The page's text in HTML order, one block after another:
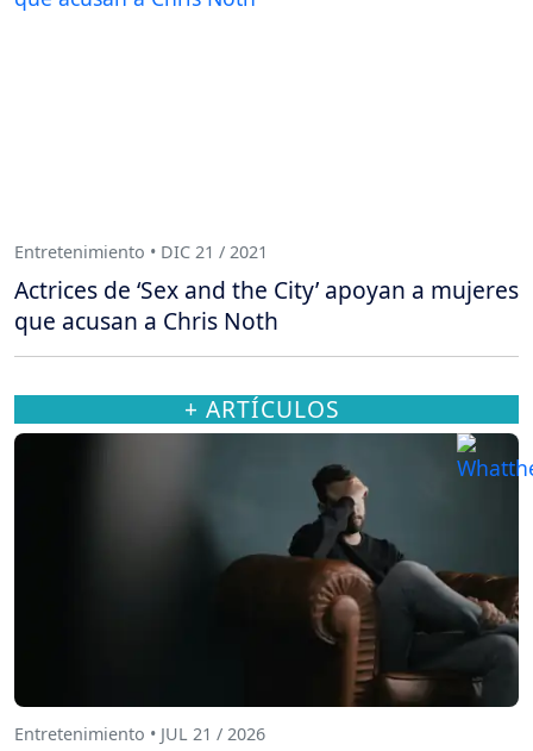
Entretenimiento • DIC 21 / 2021
Actrices de ‘Sex and the City’ apoyan a mujeres
que acusan a Chris Noth
+ ARTÍCULOS
Entretenimiento • JUL 21 / 2026